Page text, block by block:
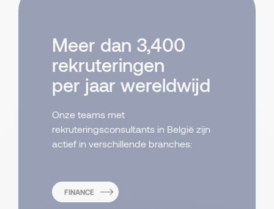
Meer dan 3,400
rekruteringen
per jaar wereldwijd
Onze teams met
rekruteringsconsultants in België zijn
actief in verschillende branches:
FINANCE